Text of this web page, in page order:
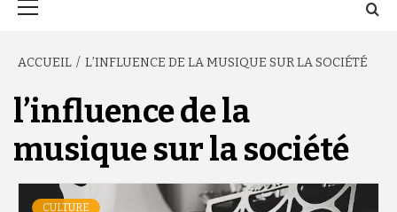
ACCUEIL L’INFLUENCE DE LA MUSIQUE SUR LA SOCIÉTÉ
l’influence de la
musique sur la société
CULTURE